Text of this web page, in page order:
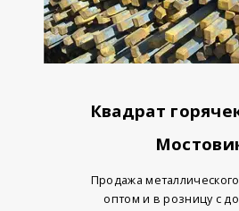
Квадрат
Продажа металлического
оптом и в розницу с